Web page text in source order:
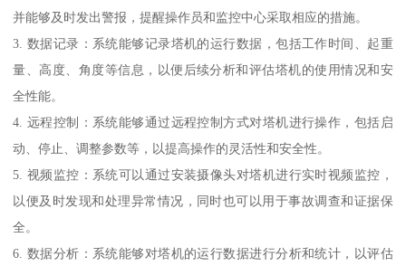
并能够及时发出警报，提醒操作员和监控中心采取相应的措施。
3. 数据记录：系统能够记录塔机的运行数据，包括工作时间、起重
量、高度、角度等信息，以便后续分析和评估塔机的使用情况和安
全性能。
4. 远程控制：系统能够通过远程控制方式对塔机进行操作，包括启
动、停止、调整参数等，以提高操作的灵活性和安全性。
5. 视频监控：系统可以通过安装摄像头对塔机进行实时视频监控，
以便及时发现和处理异常情况，同时也可以用于事故调查和证据保
全。
6. 数据分析：系统能够对塔机的运行数据进行分析和统计，以评估